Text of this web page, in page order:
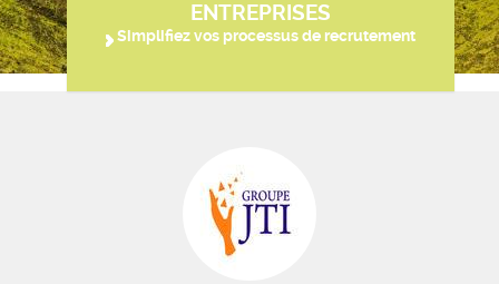
ENTREPRISES
Simplifiez vos processus de recrutement